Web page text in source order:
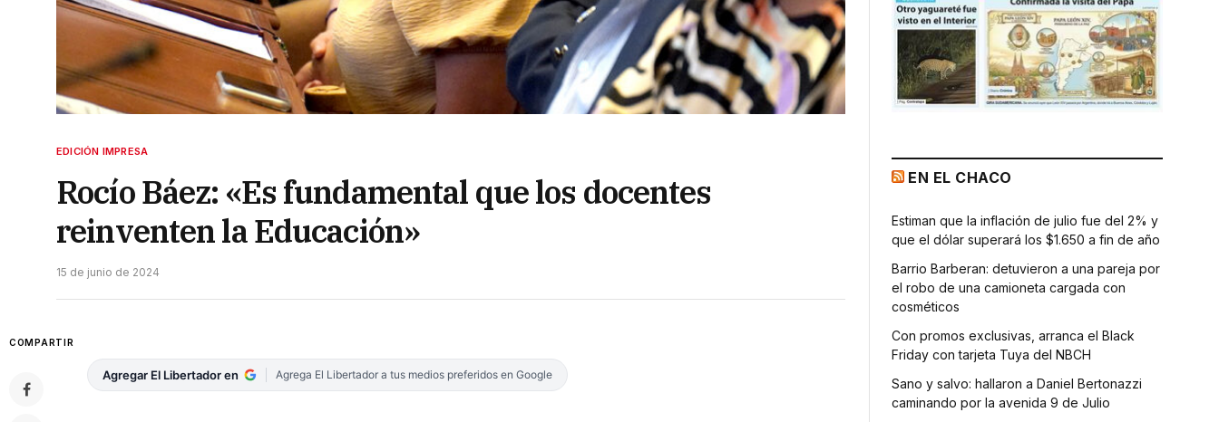
EDICIÓN IMPRESA
Rocío Báez: «Es fundamental que los docentes
reinventen la Educación»
15 de junio de 2024
COMPARTIR
Agregar El Libertador en Agrega El Libertador a tus medios preferidos en Google
EN EL CHACO
Estiman que la inflación de julio fue del 2% y
que el dólar superará los $1.650 a fin de año
Barrio Barberan: detuvieron a una pareja por
el robo de una camioneta cargada con
cosméticos
Con promos exclusivas, arranca el Black
Friday con tarjeta Tuya del NBCH
Sano y salvo: hallaron a Daniel Bertonazzi
caminando por la avenida 9 de Julio